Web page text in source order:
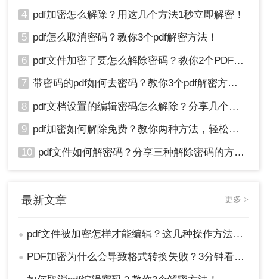
4 pdf加密怎么解除？用这几个方法1秒立即解密！
5 pdf怎么取消密码？教你3个pdf解密方法！
6 pdf文件加密了要怎么解除密码？教你2个PDF解密方法
7 带密码的pdf如何去密码？教你3个pdf解密方法！
8 pdf文档设置的编辑密码怎么解除？分享几个解密方法！
9 pdf加密如何解除免费？教你两种方法，轻松解锁pdf文件！
10 pdf文件如何解密码？分享三种解除密码的方法！
最新文章 更多 >
● pdf文件被加密怎样才能编辑？这几种操作方法十分简单!！
● PDF加密为什么会导致格式转换失败？3分钟看懂原因与解决方案！